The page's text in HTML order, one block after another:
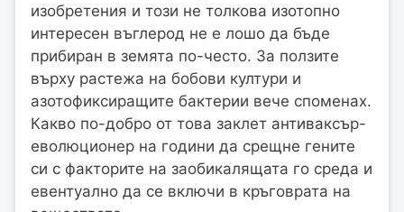
изобретения и този не толкова изотопно
интересен въглерод не е лошо да бъде
прибиран в земята по-често. За ползите
върху растежа на бобови култури и
азотофиксиращите бактерии вече споменах.
Какво по-добро от това заклет антиваксър-
еволюционер на години да срещне гените
си с факторите на заобикалящата го среда и
евентуално да се включи в кръговрата на